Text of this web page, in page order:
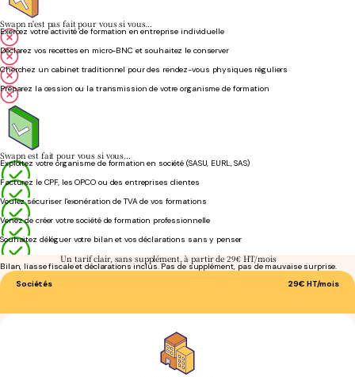
Swapn n'est pas fait pour vous si vous…
Exercez votre activité de formation en entreprise individuelle
Déclarez vos recettes en micro-BNC et souhaitez le conserver
Cherchez un cabinet traditionnel pour des rendez-vous physiques réguliers
Préparez la cession ou la transmission de votre organisme de formation
Swapn est fait pour vous si vous…
Exploitez votre organisme de formation en société (SASU, EURL, SAS)
Facturez le CPF, les OPCO ou des entreprises clientes
Voulez sécuriser l'exonération de TVA de vos formations
Venez de créer votre société de formation professionnelle
Souhaitez déléguer votre bilan et vos déclarations sans y penser
Un tarif clair, sans supplément, à partir de 29€ HT/mois
Bilan, liasse fiscale et déclarations inclus. Pas de supplément, pas de mauvaise surprise.
Sociétés
29€ HT/mois